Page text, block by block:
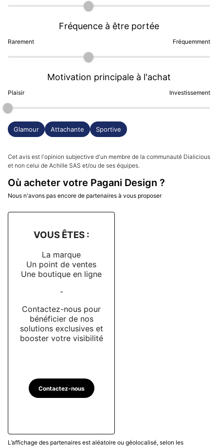
Rarement
Fréquence à être portée
Fréquemment
Plaisir
Motivation principale à l'achat
Investissement
Glamour Attachante Sportive
Cet avis est l'opinion subjective d'un membre de la communauté Dialicious
et non celui de Achille SAS et/ou de ses équipes.
Où acheter votre Pagani Design ?
Nous n'avons pas encore de partenaires à vous proposer
VOUS ÊTES :
La marque
Un point de ventes
Une boutique en ligne
-
Contactez-nous pour
bénéficier de nos
solutions exclusives et
booster votre visibilité
Contactez-nous
L’affichage des partenaires est aléatoire ou géolocalisé, selon les